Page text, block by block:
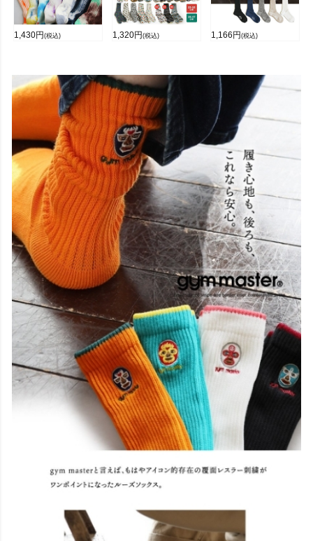
1,430円 (税込) 1,320円 (税込) 1,166 円 (税込)